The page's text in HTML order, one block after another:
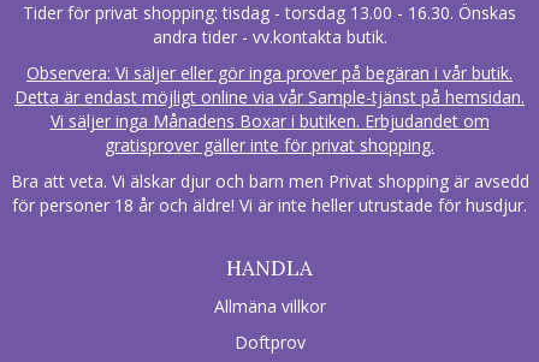
Tider för privat shopping: tisdag - torsdag 13.00 - 16.30. Önskas
andra tider - vv.kontakta butik.
Observera: Vi säljer eller gör inga prover på begäran i vår butik.
Detta är endast möjligt online via vår Sample-tjänst på hemsidan.
Vi säljer inga Månadens Boxar i butiken. Erbjudandet om
gratisprover gäller inte för privat shopping.
Bra att veta. Vi älskar djur och barn men Privat shopping är avsedd
för personer 18 år och äldre! Vi är inte heller utrustade för husdjur.
HANDLA
Allmäna villkor
Doftprov